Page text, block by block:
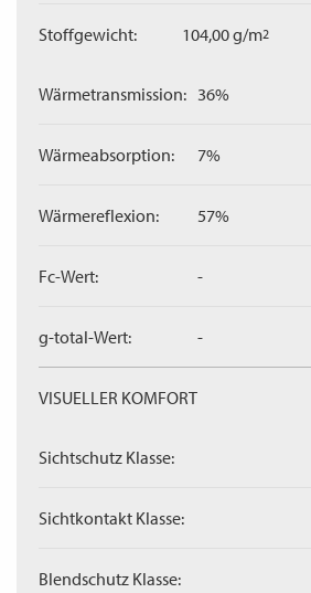
Stoffgewicht: 104,00 g/m2
Wärmetransmission: 36%
Wärmeabsorption: 7%
Wärmereflexion: 57%
Fc-Wert: -
g-total-Wert: -
VISUELLER KOMFORT
Sichtschutz Klasse:
Sichtkontakt Klasse:
Blendschutz Klasse: